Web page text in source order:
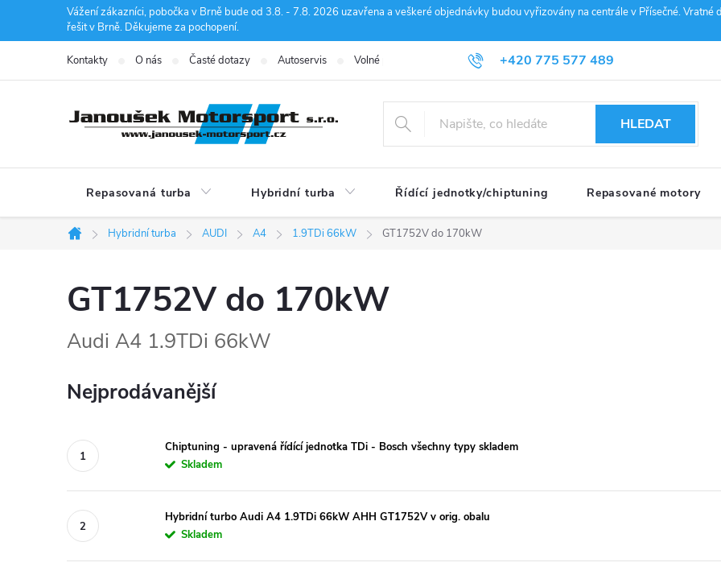
Vážení zákazníci, pobočka v Brně bude od 3.8. - 7.8. 2026 uzavřena a veškeré objednávky budou vyřizovány na centrále v Přísečné.
řešit v Brně. Děkujeme za pochopení.
+420 775 577 489
info@janousek-motorsport.cz
Kontakty O nás Časté dotazy Autoservis Volné pozice Obchodní podmínky Reklamace
HLEDAT
Repasovaná turba Hybridní turba Řídící jednotky/chiptuning Repasované motory
Domů
Hybridní turba AUDI A4 1.9TDi 66kW GT1752V do 170kW
GT1752V do 170kW
Audi A4 1.9TDi 66kW
Nejprodávanější
Chiptuning - upravená řídící jednotka TDi - Bosch všechny typy skladem
Skladem
Hybridní turbo Audi A4 1.9TDi 66kW AHH GT1752V v orig. obalu
Skladem